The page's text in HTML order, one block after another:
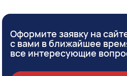
Оформите заявку на
с вами в ближайшее
все интересующие